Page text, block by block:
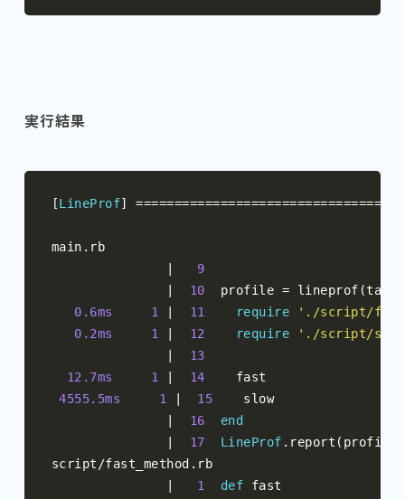
実行結果
[LineProf]
main . rb
9
10
  profile
= lineprof (
0.6ms
1 11 require
'./script/
0.2ms
1 12 require
'./script/
13
12.7ms
1 14
    fast
4555.5ms
1 15
    slow
16
end
17 LineProf . report ( profile
script/fast_method . rb
1 def fast